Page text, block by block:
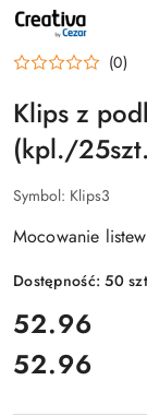
NAZWA
PRODUCENTA:
CREATIVA
BY
CEZAR
(0)
Klips z
(kpl./
Symbol: Klips3
Mocowanie
Dostępność:50
cena:
52.96
Cena:
52.96